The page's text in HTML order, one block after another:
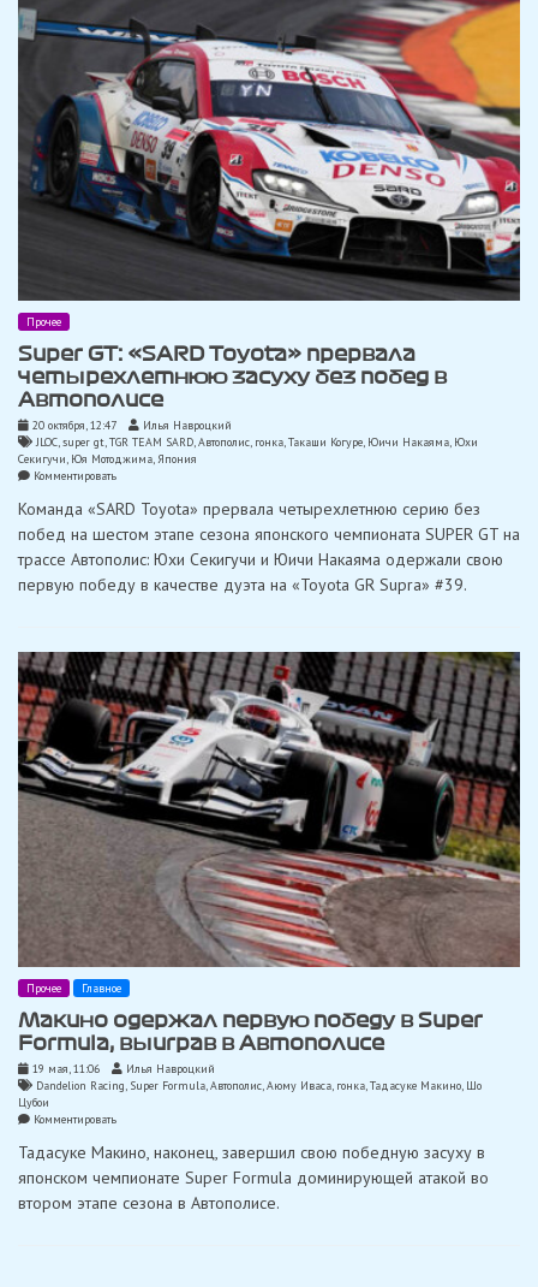
Прочее
Super GT: «SARD Toyota» прервала
четырехлетнюю засуху без побед в
Автополисе
20 октября, 12:47
Илья Навроцкий
JLOC,super gt,TGR TEAM SARD,Автополис, гонка,Такаши Когуре, Юичи Накаяма, Юхи
Секигучи, Юя Мотоджима,Япония
Комментироватьon
GT:
Toyota»
прервала
засуху
Автополисе
Команда «SARD Toyota» прервала четырехлетнюю серию без
побед на шестом этапе сезона японского чемпионата SUPER GT на
трассе Автополис: Юхи Секигучи и Юичи Накаяма одержали свою
первую победу в качестве дуэта на «Toyota GR Supra» #39.
Прочее Главное
Макино одержал первую победу в Super
Formula, выиграв в Автополисе
19 мая, 11:06
Илья Навроцкий
Dandelion Racing, Super Formula,Автополис,Аюму Иваса, гонка,Тадасуке Макино, Шо
Цубои
Комментироватьon
одержал
победу
в
Тадасуке Макино, наконец, завершил свою победную засуху в
японском чемпионате Super Formula доминирующей атакой во
втором этапе сезона в Автополисе.